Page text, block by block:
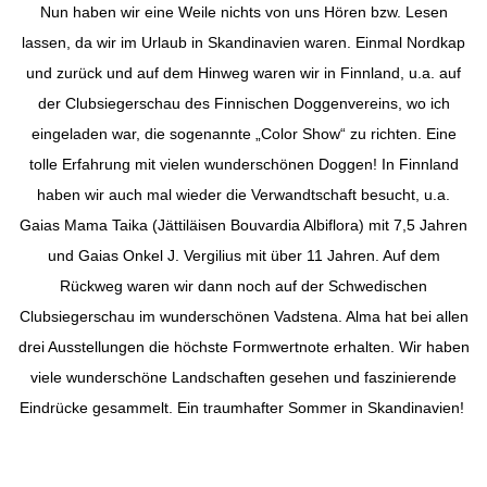
Nun haben wir eine Weile nichts von uns Hören bzw. Lesen
lassen, da wir im Urlaub in Skandinavien waren. Einmal Nordkap
und zurück und auf dem Hinweg waren wir in Finnland, u.a. auf
der Clubsiegerschau des Finnischen Doggenvereins, wo ich
eingeladen war, die sogenannte „Color Show“ zu richten. Eine
tolle Erfahrung mit vielen wunderschönen Doggen! In Finnland
haben wir auch mal wieder die Verwandtschaft besucht, u.a.
Gaias Mama Taika (Jättiläisen Bouvardia Albiflora) mit 7,5 Jahren
und Gaias Onkel J. Vergilius mit über 11 Jahren. Auf dem
Rückweg waren wir dann noch auf der Schwedischen
Clubsiegerschau im wunderschönen Vadstena. Alma hat bei allen
drei Ausstellungen die höchste Formwertnote erhalten. Wir haben
viele wunderschöne Landschaften gesehen und faszinierende
Eindrücke gesammelt. Ein traumhafter Sommer in Skandinavien!